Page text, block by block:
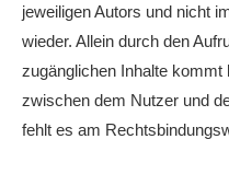
jeweiligen Autors und nicht
wieder. Allein durch den
zugänglichen Inhalte kommt
zwischen dem Nutzer und
fehlt es am